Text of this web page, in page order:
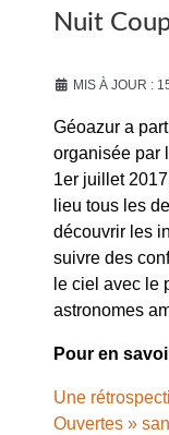
Nuit
MIS À JOUR :
Géoazur a
organisée par
1er juillet
lieu tous les
découvrir les
suivre des
le ciel avec le
astronomes
Pour en
Une
Ouvertes »